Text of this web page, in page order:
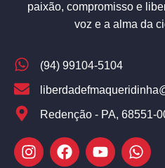
paixão, compromisso e
voz e a alma da
(94) 99104-5104
Redenção - PA, 68551-